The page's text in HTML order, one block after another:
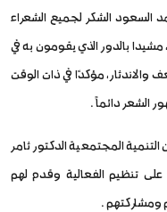
السعود الشكر لجميع الشعراء
مشيدا بالدور الذي يقومون به في
مؤكدًا في ذات الوقت
الشعر دائماً .
المجتمعية الدكتور ثامر
على تنظيم الفعالية وقدم لهم
ومشاركتهم .